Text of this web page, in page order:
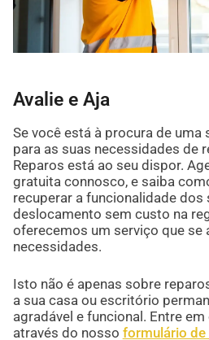
Avalie e Aja
Se você está à procura de uma
para as suas necessidades de
Reparos está ao seu dispor.
gratuita connosco, e saiba
recuperar a funcionalidade dos
deslocamento sem custo na
oferecemos um serviço que se
necessidades.
Isto não é apenas sobre
a sua casa ou escritório
agradável e funcional. Entre
através do nosso formulário